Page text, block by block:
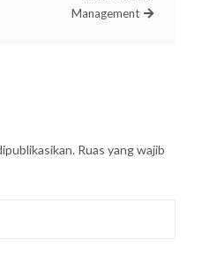
Management
Ruas yang wajib